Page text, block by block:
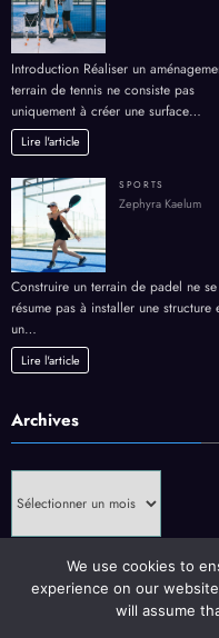
Introduction Réaliser un
terrain de tennis ne consiste pas
uniquement à créer une surface…
Lire l'article
SPORTS
Zephyra Kaelum
Construire un terrain de padel ne se
résume pas à installer une structure
un…
Lire l'article
Archives
Mentions
We use cookies to
experience on our
will assume